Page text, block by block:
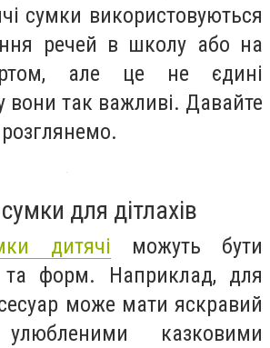
сумки використовуються
речей в школу або на
але це не єдині
вони так важливі. Давайте
для дітлахів
дитячі можуть бути
та форм. Наприклад, для
може мати яскравий
казковими